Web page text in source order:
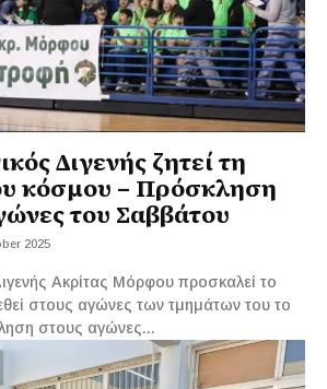
Διγενής ζητεί τη
κόσμου – Πρόσκληση
του Σαββάτου
2025
Ακρίτας Μόρφου προσκαλεί το
στους αγώνες των τμημάτων του το
Πρόσκληση στους αγώνες...